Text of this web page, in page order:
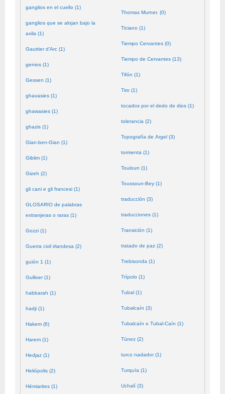
ganglios en el cuello (1)
ganglios que se alojan bajo la
axila (1)
Gauttier d'Arc (1)
genios (1)
Gessen (1)
ghavasies (1)
ghawasies (1)
ghazis (1)
Gian-ben-Gian (1)
Giblim (1)
Gizeh (2)
gli cani e gli francesi (1)
GLOSARIO de palabras
extranjeras o raras (1)
Gozzi (1)
Guerra civil irlandesa (2)
guión 1 (1)
Gulliver (1)
habbarah (1)
hadji (1)
Hakem (6)
Harem (1)
Hedjaz (1)
Heliópolis (2)
Hémiarites (1)
Thomas Murner. (0)
Ticiano (1)
Tiempo Cervantes (0)
Tiempo de Cervantes (13)
Tifón (1)
Tiro (1)
tocados por el dedo de dios (1)
tolerancia (2)
Topografía de Argel (3)
tormenta (1)
Touloun (1)
Toussoun-Bey (1)
traducción (3)
traducciones (1)
Transición (1)
tratado de paz (2)
Trebisonda (1)
Trípolo (1)
Tubal (1)
Tubalcaín (3)
Tubalcaín o Tubal-Caín (1)
Túnez (2)
turco nadador (1)
Turquía (1)
Uchalí (3)